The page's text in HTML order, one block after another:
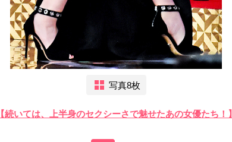
写真8枚
【続いては、上半身のセクシーさで魅せたあの女優たち！】